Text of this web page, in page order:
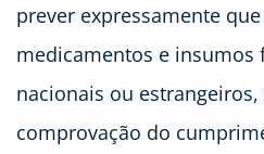
prever expressamente
medicamentos e insumos
nacionais ou
comprovação do